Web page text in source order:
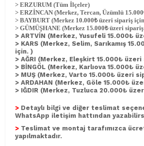
> ERZURUM (Tüm İlçeler)
> ERZİNCAN (Merkez, Tercan, Üzümlü
> BAYBURT (Merkez 10.000₺ üzeri sipariş
> GÜMÜŞHANE (Merkez 15.000₺ üzeri
> ARTVİN (Merkez, Yusufeli 15.000₺
> KARS (Merkez, Selim, Sarıkamış
için. )
> AĞRI (Merkez, Eleşkirt 15.000₺
> BİNGÖL (Merkez, Karlıova 15.000₺
> MUŞ (Merkez, Varto 15.000₺ üzeri
> ARDAHAN (Merkez, Göle 15.000₺
> IĞDIR (Merkez, Tuzluca 20.000₺
> Detaylı bilgi ve diğer teslimat
WhatsApp iletişim hattından
> Teslimat ve montaj tarafımızca
yapılmaktadır.